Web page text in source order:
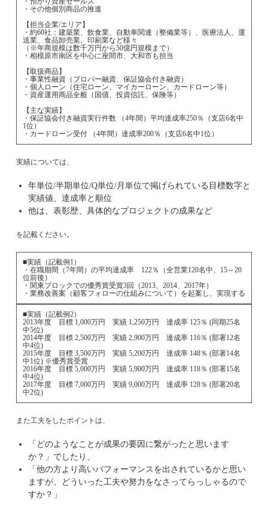
・その他個別商品の推進
【担当企業/エリア】
・約60社：建築業、飲食業、自動車関連（整備業等）、医療法人、運
送業、食品卸売業、印刷業など様々
（※年商規模は数千万円から50億円規模まで）
・相模原市南区を中心に座間市、大和市も担当
【取扱商品】
・事業性融資（プロパー融資、保証協会付き融資）
・個人ローン（住宅ローン、マイカーローン、カードローン等）
・資産運用商品全般（国債、投資信託、保険等）
【主な実績】
・保証協会付き融資実行件数 （4年間）平均達成率250％（支店6名中
1位）
・カードローン受付 （4年間）達成率200％（支店6名中1位）
実績については、
年単位/半期単位/Q単位/月単位で掲げられている目標数字と
実績値、達成率と順位
他は、表彰歴、具体的なプロジェクトの成果など
を記載ください。
■実績（記載例1）
・在職期間（7年間）の平均達成率 122％（全営業120名中、15～20
位前後）
・関東ブロックでの優秀賞受賞3回（2013、2014、2017年）
・業務改善案（顧客フォローの仕組みについて）を起案し、実現する
■実績（記載例2）
2013年度 目標 1,000万円 実績 1,250万円 達成率 125％ (同期25名
中5位)
2014年度 目標 2,500万円 実績 2,900万円 達成率 116％ (部署12名
中4位)
2015年度 目標 3,500万円 実績 5,200万円 達成率 148％ (部署14名
中1位) ※優秀賞受賞
2016年度 目標 5,000万円 実績 5,900万円 達成率 118％ (部署15名
中4位)
2017年度 目標 7,000万円 実績 9,000万円 達成率 128％ (部署20名
中2位)
また工夫をしたポイントは、
「どのようなことが成果の要因に繋がったと思います
か？」でしたり、
「他の方より高いパフォーマンスを出されているかと思い
ますが、どういった工夫や努力をなさってらっしゃるので
すか？」